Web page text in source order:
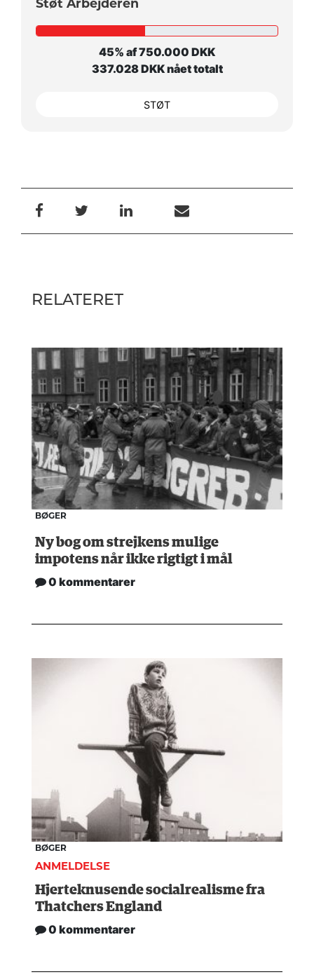
Støt Arbejderen
45% af 750.000 DKK
337.028 DKK nået totalt
STØT
RELATERET
BØGER
Ny bog om strejkens mulige
impotens når ikke rigtigt i mål
0 kommentarer
BØGER
ANMELDELSE
Hjerteknusende socialrealisme fra
Thatchers England
0 kommentarer